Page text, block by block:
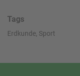
Tags
Erdkunde, Sport